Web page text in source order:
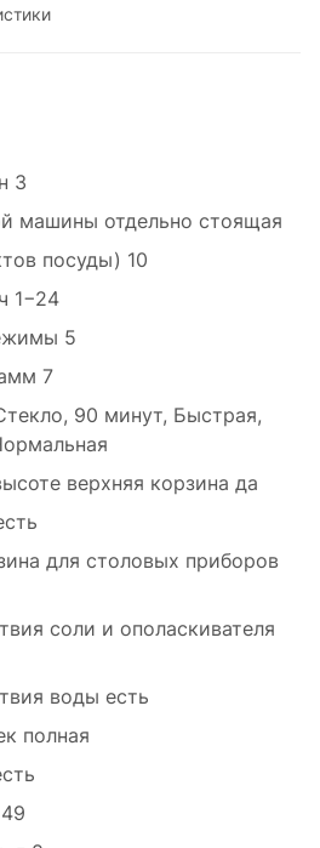
3
машины отдельно стоящая
посуды) 10
1−24
5
7
90 минут, Быстрая,
верхняя корзина да
для столовых приборов
соли и ополаскивателя
воды есть
полная